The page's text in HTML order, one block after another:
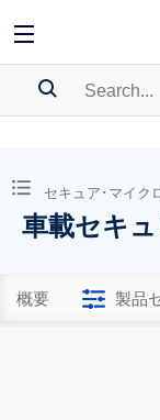
BOOKMARK
Pleaselog into
セキュア･マイク
車載セキ
概要 製品